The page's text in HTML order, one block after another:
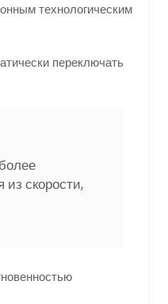
технологическим
переключать
скорости,